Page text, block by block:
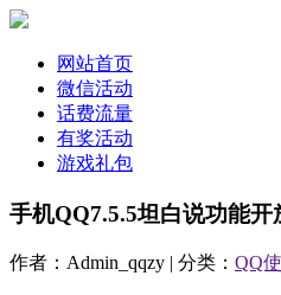
网站首页
微信活动
话费流量
有奖活动
游戏礼包
手机QQ7.5.5坦白说功能
作者：Admin_qqzy | 分类： QQ